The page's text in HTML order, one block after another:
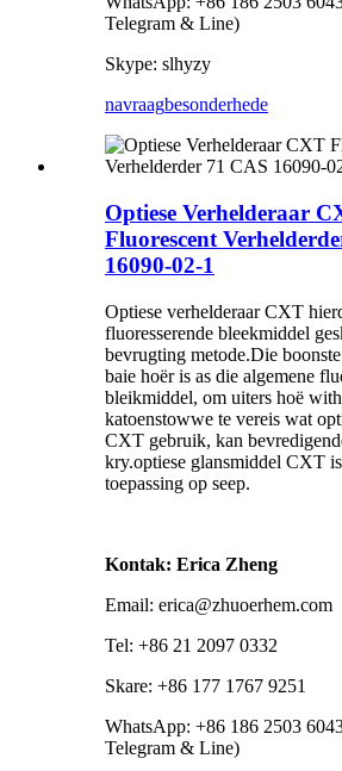
Telegram & Line)
Skype: slhyzy
navraagbesonderhede
Optiese Verhelderaar
Fluorescent
16090-02-1
Optiese verhelderaar CXT
fluoresserende bleekmiddel
bevrugting metode.Die
baie hoër is as die algemene
bleikmiddel, om uiters hoë
katoenstowwe te vereis wat
CXT gebruik, kan
kry.optiese glansmiddel CXT
toepassing op seep.
Kontak: Erica Zheng
Email: erica@zhuoerhem.com
Tel: +86 21 2097 0332
Skare: +86 177 1767 9251
WhatsApp: +86 186 2503
Telegram & Line)